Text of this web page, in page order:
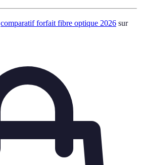
comparatif forfait fibre optique 2026 sur